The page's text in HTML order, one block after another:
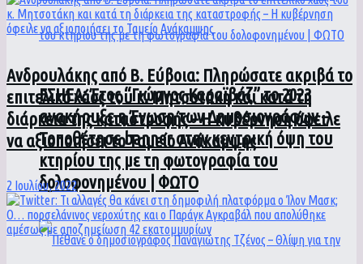
ΕΣΗΕΑ: Έτος “Γιώργος Καραϊβάζ” το 2023
ανακήρυξε η Ένωση των Δημοσιογράφων –
Τοποθέτησε banner στην κεντρική όψη του
κτηρίου της με τη φωτογραφία του
δολοφονημένου | ΦΩΤΟ
Ανδρουλάκης από Β. Εύβοια: Πληρώσατε ακριβά το
επιτελικό χάος του κ. Μητσοτάκη και κατά τη
διάρκεια της καταστροφής – Η κυβέρνηση όφειλε
να αξιοποιήσει το Ταμείο Ανάκαμψης
2 Ιουλίου, 2022